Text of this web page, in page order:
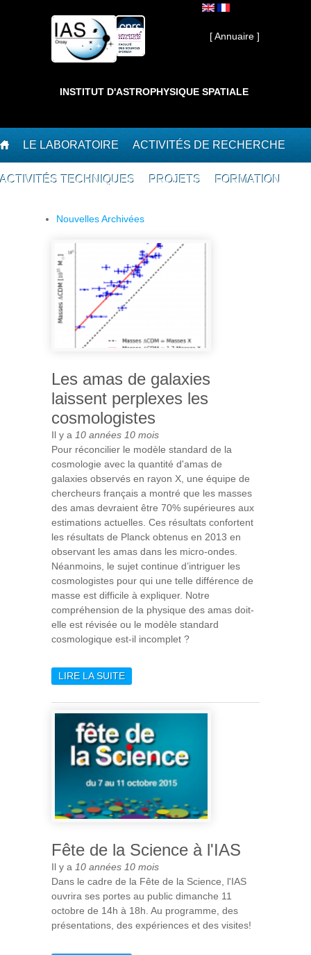
Interne ]
[ Annuaire ]
INSTITUT D'ASTROPHYSIQUE SPATIALE
LE LABORATOIRE ACTIVITÉS DE RECHERCHE
ACTIVITÉS TECHNIQUES PROJETS FORMATION
Nouvelles Archivées
Les amas de galaxies
laissent perplexes les
cosmologistes
Il y a 10 années 10 mois
Pour réconcilier le modèle standard de la
cosmologie avec la quantité d'amas de
galaxies observés en rayon X, une équipe de
chercheurs français a montré que les masses
des amas devraient être 70% supérieures aux
estimations actuelles. Ces résultats confortent
les résultats de Planck obtenus en 2013 en
observant les amas dans les micro-ondes.
Néanmoins, le sujet continue d’intriguer les
cosmologistes pour qui une telle différence de
masse est difficile à expliquer. Notre
compréhension de la physique des amas doit-
elle est révisée ou le modèle standard
cosmologique est-il incomplet ?
LIRE LA SUITEDE LES AMAS DE GALAXIES
COSMOLOGISTES
Fête de la Science à l'IAS
Il y a 10 années 10 mois
Dans le cadre de la Fête de la Science, l'IAS
ouvrira ses portes au public dimanche 11
octobre de 14h à 18h. Au programme, des
présentations, des expériences et des visites!